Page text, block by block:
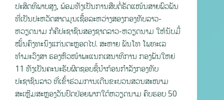
ປະສິດທິພາບສູງ, ພ້ອມທັງເປັນການສືບຕໍ່ຮັດແໜ້ນສາຍພົວພັນ
ທີ່ເປັນປະຫວັດສາດມູນເຊື້ອລະຫວ່າງສອງກອງທັບລາວ-
ຫວຽດນາມ ກໍຄືປະຊາຊົນສອງຊາດລາວ-ຫວຽດນາມ ໃຫ້ນັບມື້
ໝັ້ນຄົງທະນົງແກ່ນຕະຫຼອດໄປ. ສະຫາຍ ພັນໂທ ໂພທະເລ
ທໍາມະວົງສາ ຮອງຫົວໜ້າພະແນກເສນາທິການ ກອງພັນໃຫຍ່
11 ທັງເປັນຄະນະຮັບຜິດຊອບຊີ້ນຳກ້ອນກຳລັງກອງທັບ
ປະຊາຊົນລາວ ທີ່ເຂົ້າຮ່ວມການເດີນຂະບວນສວນສະໜາມ
ສະເຫຼີມສະຫຼອງວັນປົດປ່ອຍພາກໃຕ້ຫວຽດນາມ ຄົບຮອບ 50